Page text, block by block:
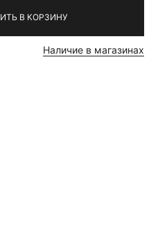
В КОРЗИНУ
Наличие в магазинах